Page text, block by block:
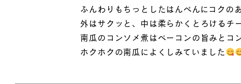
ふんわりもちっとしたはんぺんにコク
外はサクッと、中は柔らかくとろけるチ
南瓜のコンソメ煮はベーコンの旨みとコ
ホクホクの南瓜によくしみていました